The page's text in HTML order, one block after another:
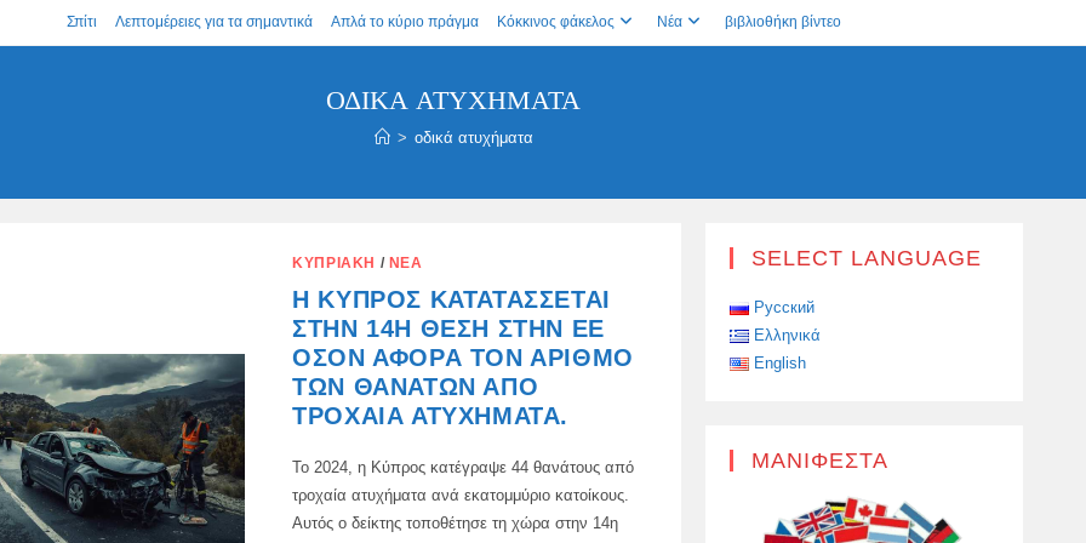
Σπίτι Λεπτομέρειες για τα σημαντικά Απλά το κύριο πράγμα Κόκκινος φάκελος Νέα βιβλιοθήκη βίντεο
ΟΔΙΚΆ ΑΤΥΧΉΜΑΤΑ
> οδικά ατυχήματα
ΚΥΠΡΙΑΚΉ / ΝΈΑ
Η ΚΎΠΡΟΣ ΚΑΤΑΤΆΣΣΕΤΑΙ
ΣΤΗΝ 14Η ΘΈΣΗ ΣΤΗΝ ΕΕ
ΌΣΟΝ ΑΦΟΡΆ ΤΟΝ ΑΡΙΘΜΌ
ΤΩΝ ΘΑΝΆΤΩΝ ΑΠΌ
ΤΡΟΧΑΊΑ ΑΤΥΧΉΜΑΤΑ.
Το 2024, η Κύπρος κατέγραψε 44 θανάτους από
τροχαία ατυχήματα ανά εκατομμύριο κατοίκους.
Αυτός ο δείκτης τοποθέτησε τη χώρα στην 14η
SELECT LANGUAGE
Русский
Ελληνικά
English
ΜΑΝΙΦΈΣΤΑ